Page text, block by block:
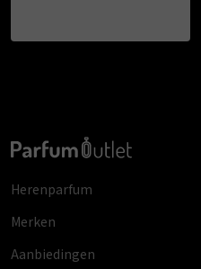
Herenparfum
Merken
Aanbiedingen